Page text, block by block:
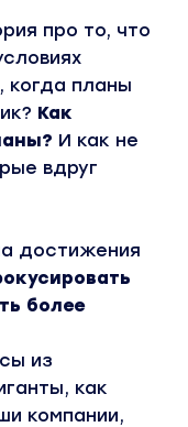
про то, что
когда планы
Как
И как не
вдруг
достижения
более
из
как
компании,